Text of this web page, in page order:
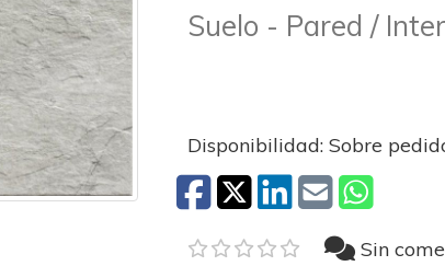
Suelo - Pared /
Disponibilidad: Sobre
Sin